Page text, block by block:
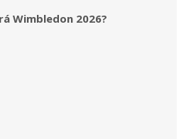
Wimbledon 2026?